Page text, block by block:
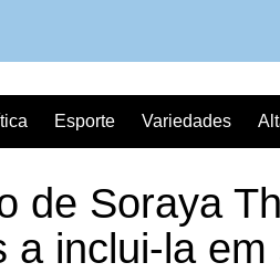
Esporte Variedades
de Soraya
a inclui-la em